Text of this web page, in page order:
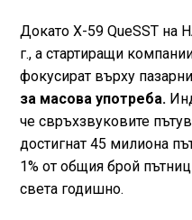
Докато X-59 QueSST на
г., а стартиращи
фокусират върху
за масова употреба.
че свръхзвуковите
достигнат 45 милиона
1% от общия брой
света годишно.